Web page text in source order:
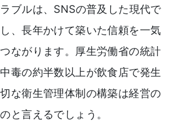
ブルは、SNSの普及した現代で
、長年かけて築いた信頼を一気
ながります。厚生労働省の統計
毒の約半数以上が飲食店で発生
な衛生管理体制の構築は経営の
と言えるでしょう。